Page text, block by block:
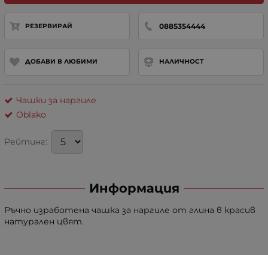
РЕЗЕРВИРАЙ 0885354444
ДОБАВИ В ЛЮБИМИ НАЛИЧНОСТ
Чашки за наргиле
Oblako
Рейтинг:
Информация
Ръчно изработена чашка за наргиле от глина в красив
натурален цвят.